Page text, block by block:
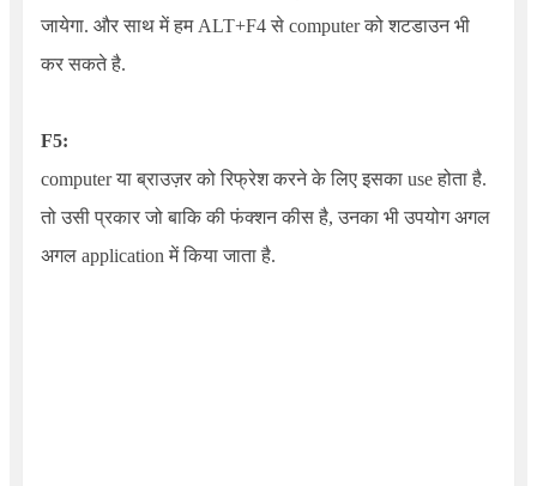
जायेगा. और साथ में हम ALT+F4 से computer को शटडाउन भी
कर सकते है.
F5:
computer या ब्राउज़र को रिफ्रेश करने के लिए इसका use होता है.
तो उसी प्रकार जो बाकि की फंक्शन कीस है, उनका भी उपयोग अगल
अगल application में किया जाता है.